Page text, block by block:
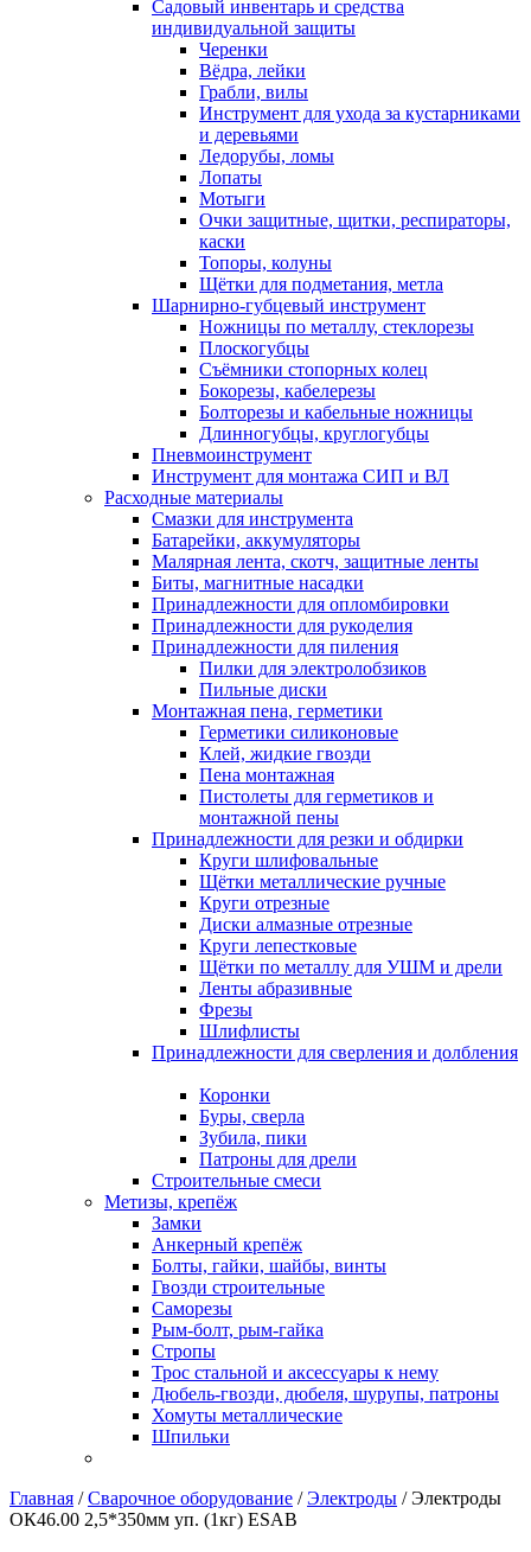
Садовый инвентарь и средства
индивидуальной защиты
Черенки
Вёдра, лейки
Грабли, вилы
Инструмент для ухода за кустарниками
и деревьями
Ледорубы, ломы
Лопаты
Мотыги
Очки защитные, щитки, респираторы,
каски
Топоры, колуны
Щётки для подметания, метла
Шарнирно-губцевый инструмент
Ножницы по металлу, стеклорезы
Плоскогубцы
Съёмники стопорных колец
Бокорезы, кабелерезы
Болторезы и кабельные ножницы
Длинногубцы, круглогубцы
Пневмоинструмент
Инструмент для монтажа СИП и ВЛ
Расходные материалы
Смазки для инструмента
Батарейки, аккумуляторы
Малярная лента, скотч, защитные ленты
Биты, магнитные насадки
Принадлежности для опломбировки
Принадлежности для рукоделия
Принадлежности для пиления
Пилки для электролобзиков
Пильные диски
Монтажная пена, герметики
Герметики силиконовые
Клей, жидкие гвозди
Пена монтажная
Пистолеты для герметиков и
монтажной пены
Принадлежности для резки и обдирки
Круги шлифовальные
Щётки металлические ручные
Круги отрезные
Диски алмазные отрезные
Круги лепестковые
Щётки по металлу для УШМ и дрели
Ленты абразивные
Фрезы
Шлифлисты
Принадлежности для сверления и долбления
Коронки
Буры, сверла
Зубила, пики
Патроны для дрели
Строительные смеси
Метизы, крепёж
Замки
Анкерный крепёж
Болты, гайки, шайбы, винты
Гвозди строительные
Саморезы
Рым-болт, рым-гайка
Стропы
Трос стальной и аксессуары к нему
Дюбель-гвозди, дюбеля, шурупы, патроны
Хомуты металлические
Шпильки
Главная /Сварочное оборудование /Электроды /Электроды
ОК46.00 2,5*350мм уп. (1кг) ESAB